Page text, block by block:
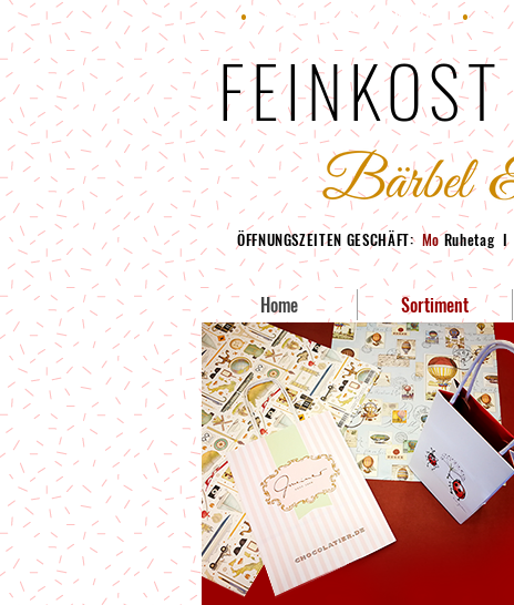
• Fon: +49 (0) 228 95380-70 •Fax:
ÖFFNUNGSZEITEN GESCHÄFT: MoRuhetag I
Home Sortiment